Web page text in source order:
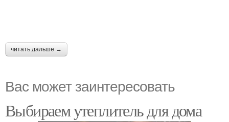
читать дальше →
Вас может заинтересовать
Выбираем утеплитель для дома